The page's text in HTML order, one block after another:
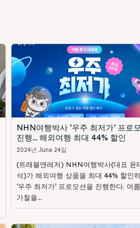
NHN여행박사 ‘우주 최저가’ 프로
진행… 해외여행 최대 44% 할인
2024년 June 24일
(트래블앤레저) NHN여행박사(대표 윤
석)가 해외여행 상품을 최대 44% 할인
‘우주 최저가’ 프로모션을 진행한다. 여
가철을...